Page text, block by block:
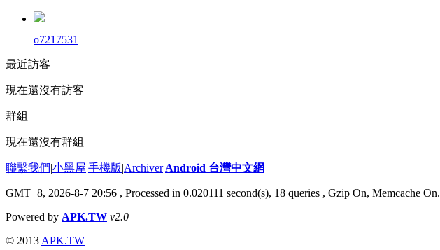
o7217531
最近訪客
現在還沒有訪客
群組
現在還沒有群組
聯繫我們|小黑屋|手機版|Archiver|Android 台灣中文網
GMT+8, 2026-8-7 20:56 , Processed in 0.020111 second(s), 18 queries , Gzip On, Memcache On.
Powered by APK.TW v2.0
© 2013 APK.TW